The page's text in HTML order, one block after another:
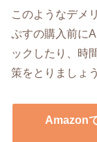
このようなデメ
ぷすの購入前に
ックしたり、時
策をとりましょう
Amazon